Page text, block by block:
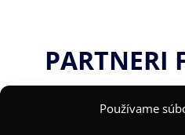
Používame
PARTNERI